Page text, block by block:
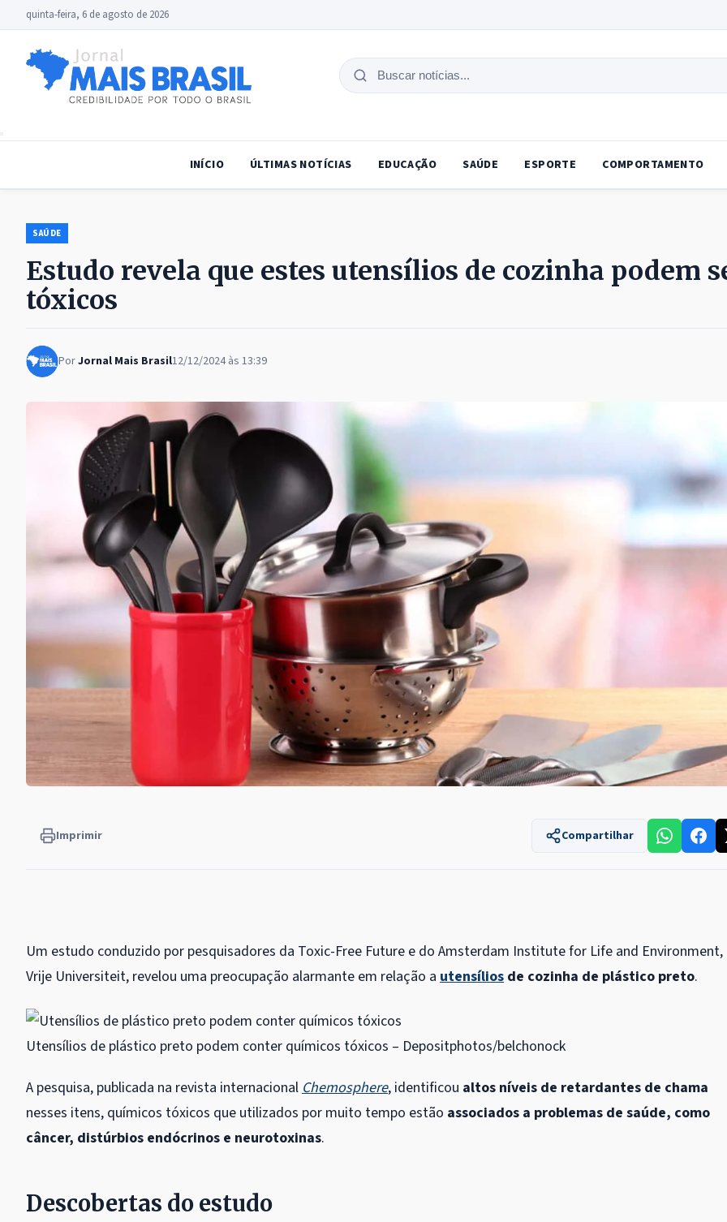
quinta-feira, 6 de agosto de 2026
Buscar
INÍCIO ÚLTIMAS NOTÍCIAS EDUCAÇÃO SAÚDE ESPORTE COMPORTAMENTO
SAÚDE
Estudo revela que estes utensílios de cozinha podem
tóxicos
PorJornal Mais Brasil12/12/2024 às 13:39
Imprimir Compartilhar
Um estudo conduzido por pesquisadores da Toxic-Free Future e do Amsterdam Institute for Life and Environment,
Vrije Universiteit, revelou uma preocupação alarmante em relação a utensílios de cozinha de plástico preto.
Utensílios de plástico preto podem conter químicos tóxicos – Depositphotos/belchonock
A pesquisa, publicada na revista internacionalChemosphere, identificou altos níveis de retardantes de chama
nesses itens, químicos tóxicos que utilizados por muito tempo estão associados a problemas de saúde, como
câncer, distúrbios endócrinos e neurotoxinas.
Descobertas do estudo